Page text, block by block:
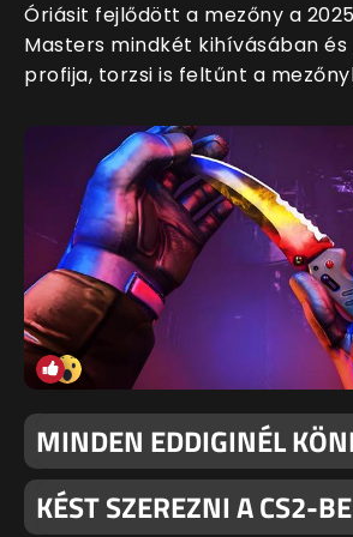
Óriásit fejlődött a mezőny a
Masters mindkét kihívásában és
profija, torzsi is feltűnt a
MINDEN EDDIGINÉL
KÉST SZEREZNI A CS2-